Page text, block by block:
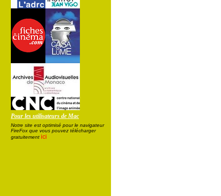
Pour les utilisateurs de Mac
Notre site est optimisé pour le navigateur
FireFox que vous pouvez télécharger
gratuitement ici